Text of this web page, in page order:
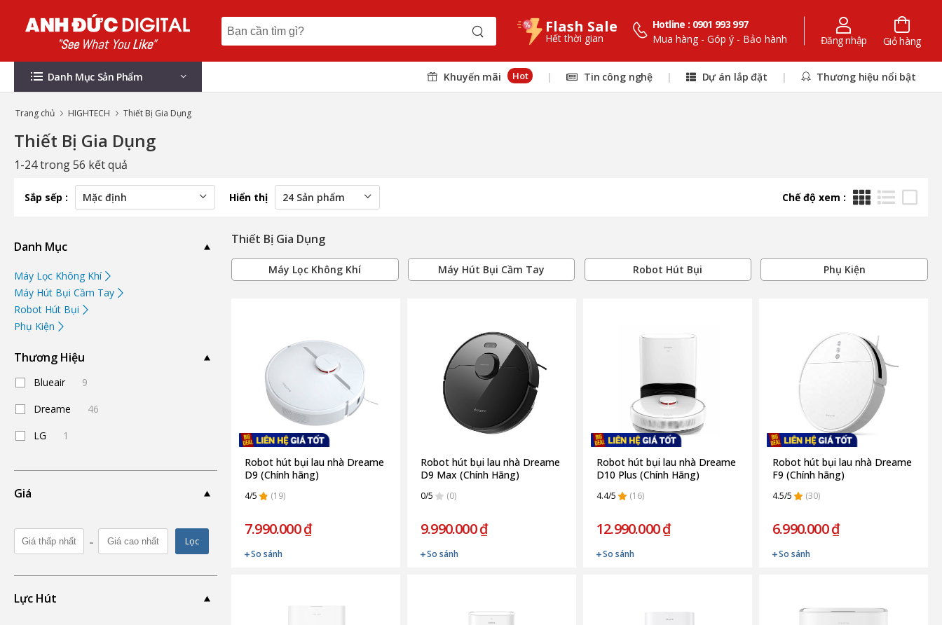
Flash Sale
Hết thời gian
Hotline : 0901 993 997
Mua hàng - Góp ý - Bảo hành
Đăng nhập Giỏ hàng
Danh Mục Sản Phẩm Khuyến mãi Hot | Tin công nghệ | Dự án lắp đặt | Thương hiệu nổi bật
Trang chủ HIGHTECH Thiết Bị Gia Dụng
Thiết Bị Gia Dụng
1-24 trong 56 kết quả
Sắp sếp : Hiển thị Chế độ xem :
Danh Mục
Máy Lọc Không Khí
Máy Hút Bụi Cầm Tay
Robot Hút Bụi
Phụ Kiện
Thương Hiệu
Blueair
9
Dreame
46
LG
1
Giá
- Lọc
Lực Hút
Thiết Bị Gia Dụng
Máy Lọc Không Khí Máy Hút Bụi Cầm Tay Robot Hút Bụi Phụ Kiện
Robot hút bụi lau nhà Dreame
D9 (Chính hãng)
4/5 (19)
7.990.000 ₫
So sánh
Robot hút bụi lau nhà Dreame
D9 Max (Chính Hãng)
0/5 (0)
9.990.000 ₫
So sánh
Robot hút bụi lau nhà Dreame
D10 Plus (Chính Hãng)
4.4/5 (16)
12.990.000 ₫
So sánh
Robot hút bụi lau nhà Dreame
F9 (Chính hãng)
4.5/5 (30)
6.990.000 ₫
So sánh